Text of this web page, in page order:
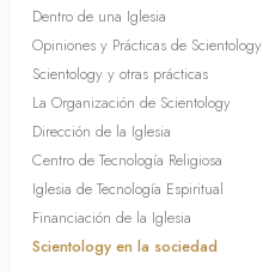
Dentro de una Iglesia
Opiniones y Prácticas de Scientology
Scientology y otras prácticas
La Organización de Scientology
Dirección de la Iglesia
Centro de Tecnología Religiosa
Iglesia de Tecnología Espiritual
Financiación de la Iglesia
Scientology en la sociedad